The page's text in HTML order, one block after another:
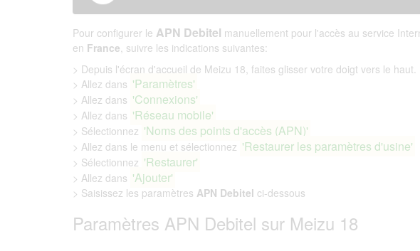
Pour configurer le APN Debitel manuellement pour l'accès au service
en France, suivre les indications suivantes:
> Depuis l'écran d'accueil de Meizu 18, faites glisser votre doigt vers le haut.
> Allez dans 'Paramètres'
> Allez dans 'Connexions'
> Allez dans 'Réseau mobile'
> Sélectionnez 'Noms des points d'accès (APN)'
> Allez dans le menu et sélectionnez 'Restaurer les paramètres d'usine'
> Sélectionnez 'Restaurer'
> Allez dans 'Ajouter'
> Saisissez les paramètres APN Debitel ci-dessous
Paramètres APN Debitel sur Meizu 18